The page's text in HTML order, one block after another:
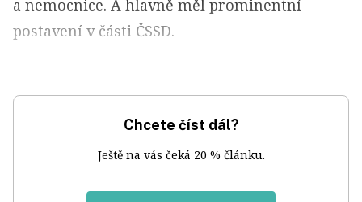
a nemocnice. A hlavně měl prominentní
postavení v části ČSSD.
Chcete číst dál?
Ještě na vás čeká 20 % článku.